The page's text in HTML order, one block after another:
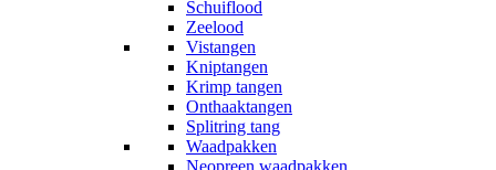
Schuiflood
Zeelood
Vistangen
Kniptangen
Krimp tangen
Onthaaktangen
Splitring tang
Waadpakken
Neopreen waadpakken